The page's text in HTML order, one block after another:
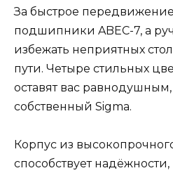
За быстрое
подшипники ABEC-7, а
избежать неприятных
пути. Четыре стильных
оставят вас
собственный Sigma.
Корпус из
способствует